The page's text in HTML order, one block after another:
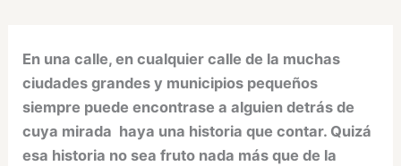
En una calle, en cualquier calle de la muchas
ciudades grandes y municipios pequeños
siempre puede encontrase a alguien detrás de
cuya mirada haya una historia que contar. Quizá
esa historia no sea fruto nada más que de la